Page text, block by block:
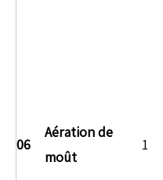
06
Aération de
moût
1